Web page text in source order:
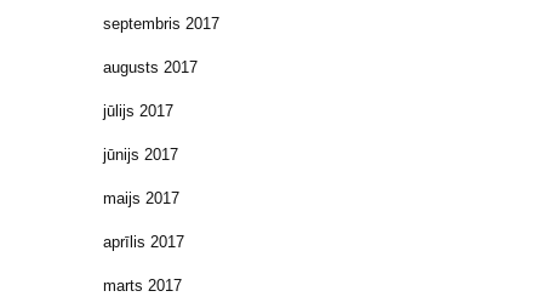
septembris 2017
augusts 2017
jūlijs 2017
jūnijs 2017
maijs 2017
aprīlis 2017
marts 2017